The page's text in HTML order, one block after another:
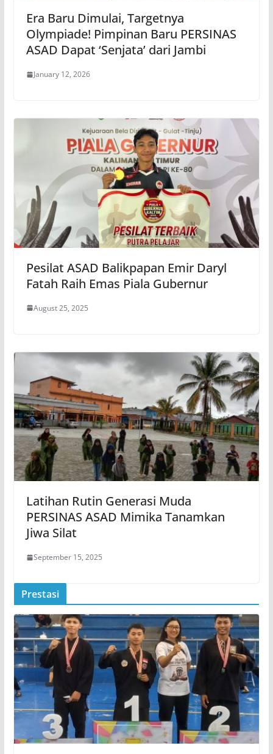
Era Baru Dimulai, Targetnya
Olympiade! Pimpinan Baru PERSINAS
ASAD Dapat ‘Senjata’ dari Jambi
January 12, 2026
Pesilat ASAD Balikpapan Emir Daryl
Fatah Raih Emas Piala Gubernur
August 25, 2025
Latihan Rutin Generasi Muda
PERSINAS ASAD Mimika Tanamkan
Jiwa Silat
September 15, 2025
Prestasi